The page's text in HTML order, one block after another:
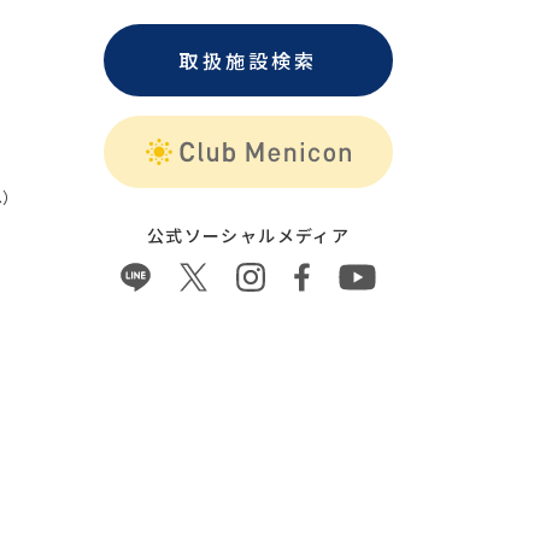
取扱施設検索
公式ソーシャルメディア